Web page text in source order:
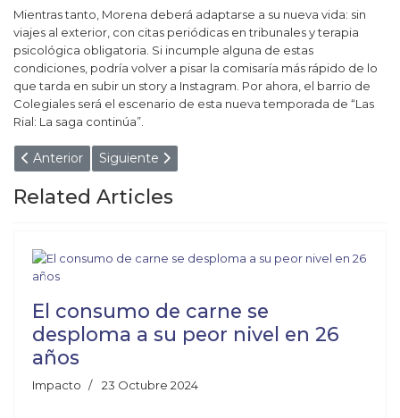
Mientras tanto, Morena deberá adaptarse a su nueva vida: sin
viajes al exterior, con citas periódicas en tribunales y terapia
psicológica obligatoria. Si incumple alguna de estas
condiciones, podría volver a pisar la comisaría más rápido de lo
que tarda en subir un story a Instagram. Por ahora, el barrio de
Colegiales será el escenario de esta nueva temporada de “Las
Rial: La saga continúa”.
Artículo anterior: Charly García da la bienvenida a Milo J al
Anterior Artículo siguiente: "Manos a la obra, ocio cero":
Siguiente
Related Articles
El consumo de carne se
desploma a su peor nivel en 26
años
Impacto 23 Octubre 2024